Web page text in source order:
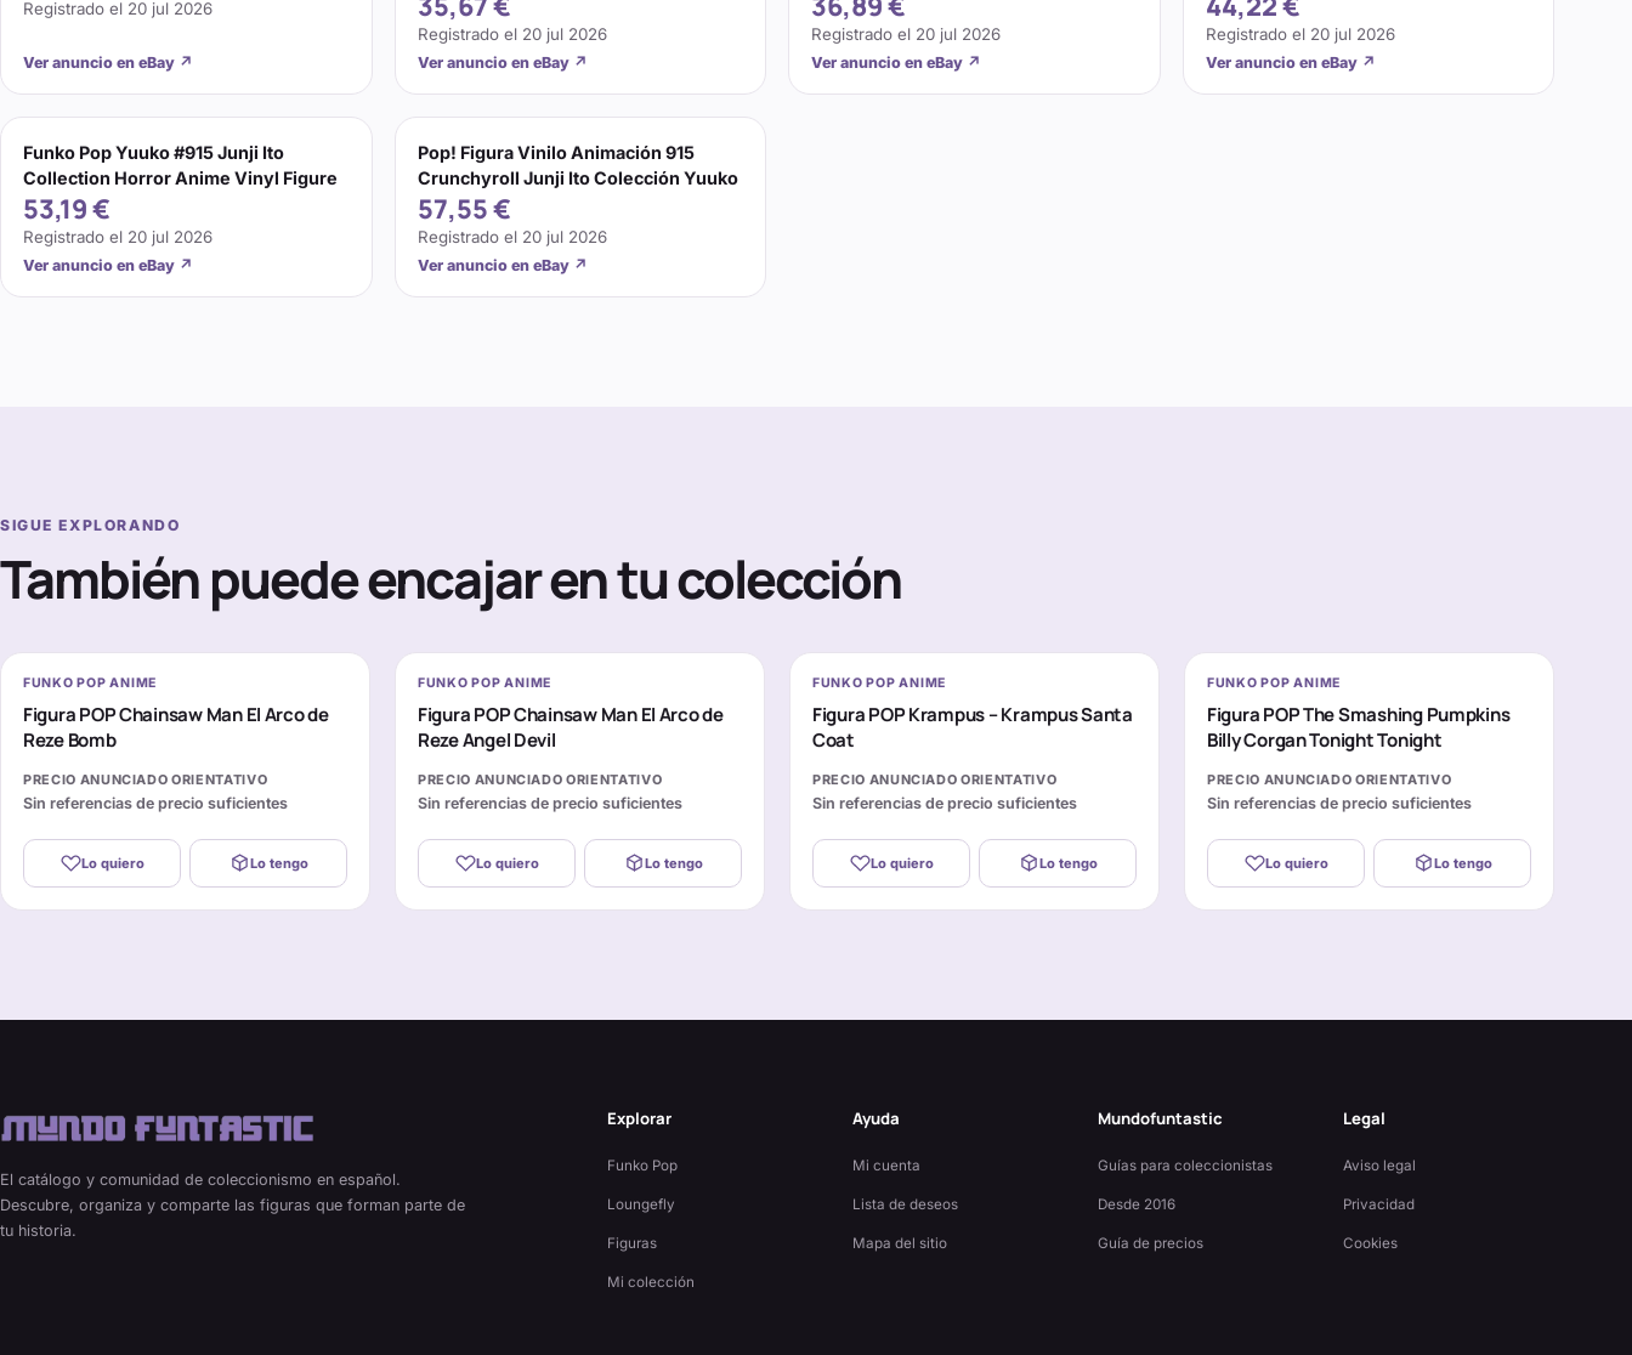
Registrado el 20 jul 2026
Ver anuncio en eBay ↗
Registrado el 20 jul 2026
Ver anuncio en eBay ↗
Registrado el 20 jul 2026
Ver anuncio en eBay ↗
Registrado el 20 jul 2026
Ver anuncio en eBay ↗
Funko Pop Yuuko #915 Junji Ito
Collection Horror Anime Vinyl Figure
53,19 €
Registrado el 20 jul 2026
Ver anuncio en eBay ↗
Pop! Figura Vinilo Animación 915
Crunchyroll Junji Ito Colección Yuuko
57,55 €
Registrado el 20 jul 2026
Ver anuncio en eBay ↗
SIGUE EXPLORANDO
También puede encajar en tu colección
FUNKO POP ANIME
Figura POP Chainsaw Man El Arco de
Reze Bomb
PRECIO ANUNCIADO ORIENTATIVO
Sin referencias de precio suficientes
Lo quiero Lo tengo
FUNKO POP ANIME
Figura POP Chainsaw Man El Arco de
Reze Angel Devil
PRECIO ANUNCIADO ORIENTATIVO
Sin referencias de precio suficientes
Lo quiero Lo tengo
FUNKO POP ANIME
Figura POP Krampus – Krampus Santa
Coat
PRECIO ANUNCIADO ORIENTATIVO
Sin referencias de precio suficientes
Lo quiero Lo tengo
FUNKO POP ANIME
Figura POP The Smashing Pumpkins
Billy Corgan Tonight Tonight
PRECIO ANUNCIADO ORIENTATIVO
Sin referencias de precio suficientes
Lo quiero Lo tengo
El catálogo y comunidad de coleccionismo en español.
Descubre, organiza y comparte las figuras que forman parte de
tu historia.
Explorar
Funko Pop
Loungefly
Figuras
Mi colección
Ayuda
Mi cuenta
Lista de deseos
Mapa del sitio
Mundofuntastic
Guías para coleccionistas
Desde 2016
Guía de precios
Legal
Aviso legal
Privacidad
Cookies